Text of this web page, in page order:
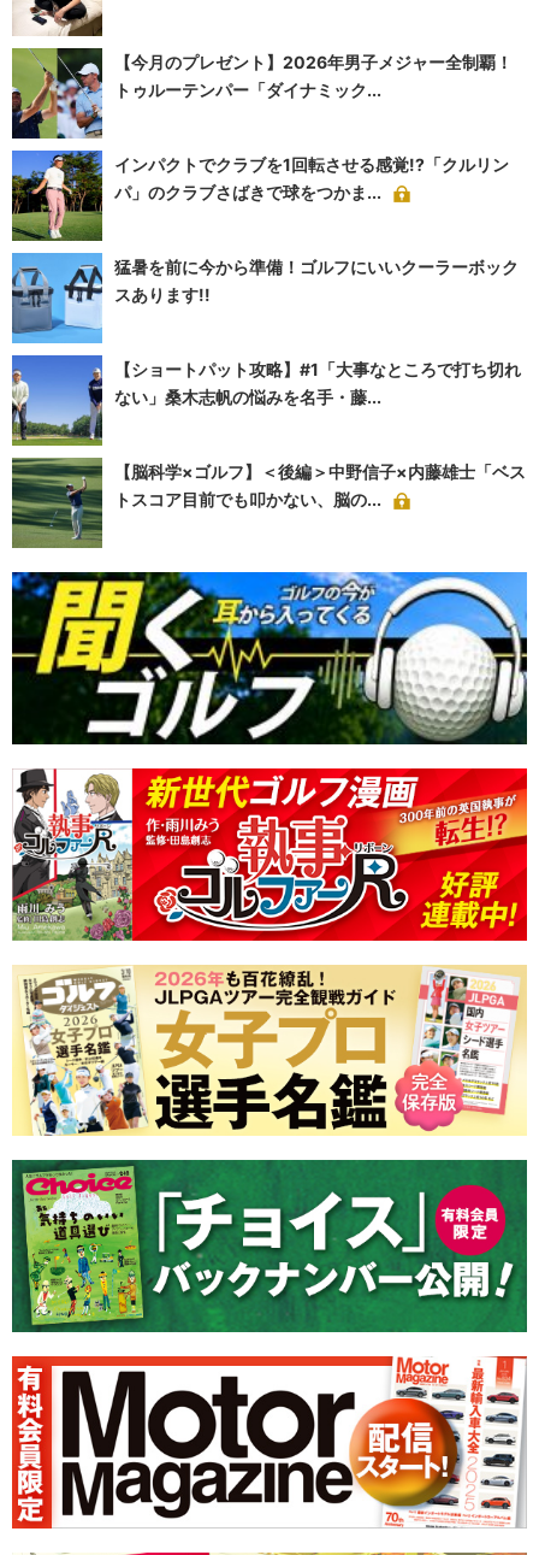
【今月のプレゼント】2026年男子メジャー全制覇！
トゥルーテンパー「ダイナミック...
インパクトでクラブを1回転させる感覚!?「クルリン
パ」のクラブさばきで球をつかま...
猛暑を前に今から準備！ゴルフにいいクーラーボック
スあります!!
【ショートパット攻略】#1「大事なところで打ち切れ
ない」桑木志帆の悩みを名手・藤...
【脳科学×ゴルフ】＜後編＞中野信子×内藤雄士「ベス
トスコア目前でも叩かない、脳の...